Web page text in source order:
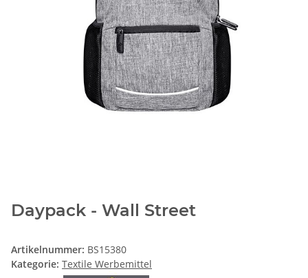
Daypack - Wall Street
Artikelnummer: BS15380
Kategorie: Textile Werbemittel